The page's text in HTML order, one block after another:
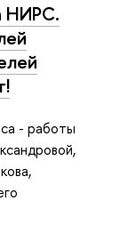
НИРС.
- работы